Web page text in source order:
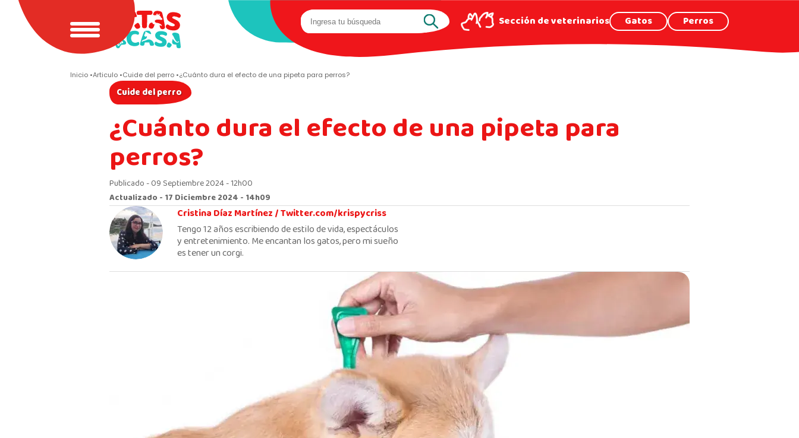
Sección de veterinarios Gatos Perros
Inicio Articulo Cuide del perro ¿Cuánto dura el efecto de una pipeta para perros?
Cuide del perro
¿Cuánto dura el efecto de una pipeta para
perros?
Publicado - 09 Septiembre 2024 - 12h00
Actualizado - 17 Diciembre 2024 - 14h09
Cristina Díaz Martínez /Twitter.com/krispycriss
Tengo 12 años escribiendo de estilo de vida, espectáculos
y entretenimiento. Me encantan los gatos, pero mi sueño
es tener un corgi.